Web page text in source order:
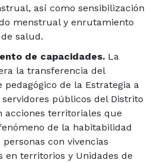
así como sensibilización
menstrual y enrutamiento
salud.
de capacidades. La
la transferencia del
pedagógico de la Estrategia a
servidores públicos del Distrito
acciones territoriales que
de la habitabilidad
con vivencias
en territorios y Unidades de